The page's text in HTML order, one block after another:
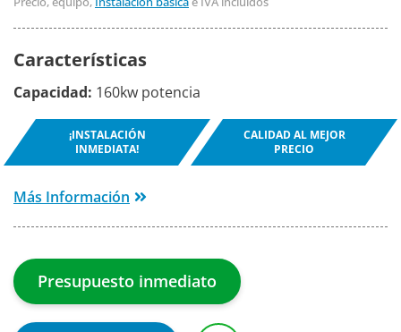
Características
Capacidad: 160kw potencia
¡INSTALACIÓN
INMEDIATA!
CALIDAD AL MEJOR
PRECIO
Más Información
Presupuesto inmediato